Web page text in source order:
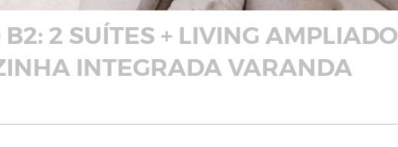
2 SUÍTES + LIVING AMPLIADO
INTEGRADA VARANDA